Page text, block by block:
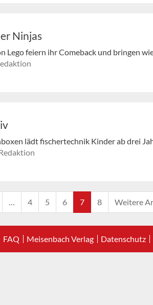
Ninjas
Lego feiern ihr Comeback und bringen
lädt fischertechnik Kinder ab drei
4 5 6 7 8 Weitere
FAQ Meisenbach Verlag Datenschutz